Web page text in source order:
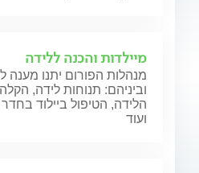
מיילדות והכנה ללידה
מנהלות הפורום יתנו מענה
וביניהם: תנוחות לידה,
הלידה, הטיפול ביילוד
ועוד